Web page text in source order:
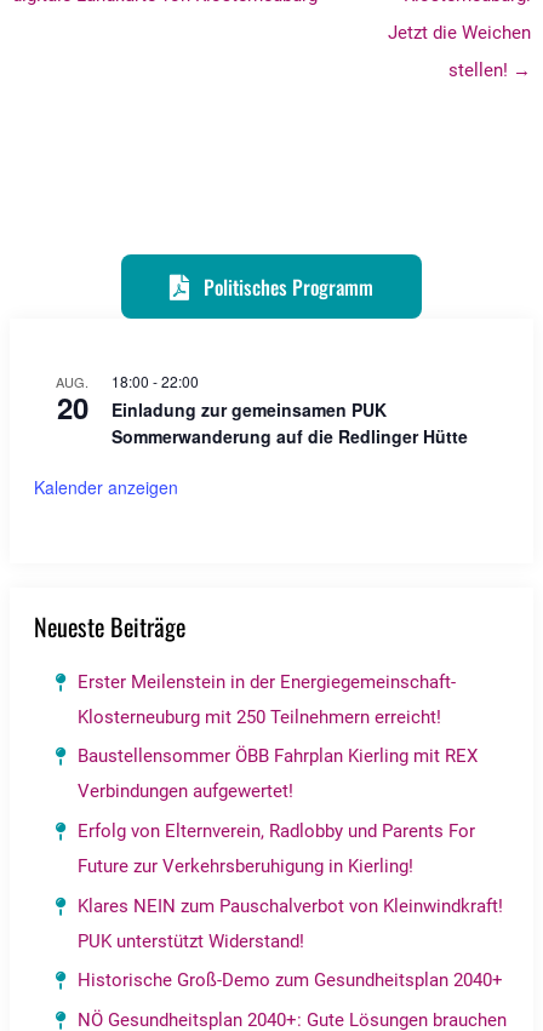
Jetzt die Weichen
stellen! →
Politisches Programm
AUG.
20
18:00 -22:00
Einladung zur gemeinsamen PUK
Sommerwanderung auf die Redlinger Hütte
Kalender anzeigen
Neueste Beiträge
Erster Meilenstein in der Energiegemeinschaft-
Klosterneuburg mit 250 Teilnehmern erreicht!
Baustellensommer ÖBB Fahrplan Kierling mit REX
Verbindungen aufgewertet!
Erfolg von Elternverein, Radlobby und Parents For
Future zur Verkehrsberuhigung in Kierling!
Klares NEIN zum Pauschalverbot von Kleinwindkraft!
PUK unterstützt Widerstand!
Historische Groß-Demo zum Gesundheitsplan 2040+
NÖ Gesundheitsplan 2040+: Gute Lösungen brauchen